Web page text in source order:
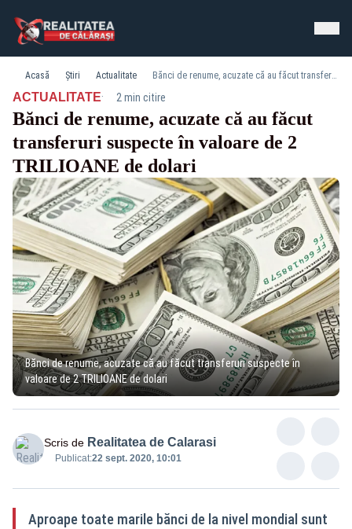
Acasă Știri Actualitate Bănci de renume, acuzate că au făcut transferuri suspecte în valoare de 2 TRILIOANE de dolari
ACTUALITATE· 2 min citire
Bănci de renume, acuzate că au făcut
transferuri suspecte în valoare de 2
TRILIOANE de dolari
Bănci de renume, acuzate că au făcut transferuri suspecte în
valoare de 2 TRILIOANE de dolari
Scris de Realitatea de Calarasi
Publicat:22 sept. 2020, 10:01
Aproape toate marile bănci de la nivel mondial sunt